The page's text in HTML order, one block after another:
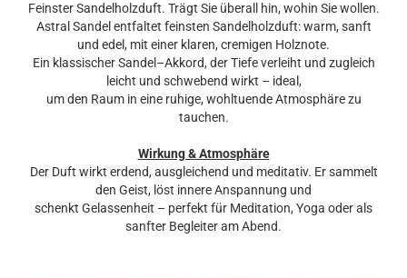
Feinster Sandelholzduft. Trägt Sie überall hin, wohin Sie wollen.
Astral Sandel entfaltet feinsten Sandelholzduft: warm, sanft
und edel, mit einer klaren, cremigen Holznote.
Ein klassischer Sandel–Akkord, der Tiefe verleiht und zugleich
leicht und schwebend wirkt – ideal,
um den Raum in eine ruhige, wohltuende Atmosphäre zu
tauchen.
Wirkung & Atmosphäre
Der Duft wirkt erdend, ausgleichend und meditativ. Er sammelt
den Geist, löst innere Anspannung und
schenkt Gelassenheit – perfekt für Meditation, Yoga oder als
sanfter Begleiter am Abend.